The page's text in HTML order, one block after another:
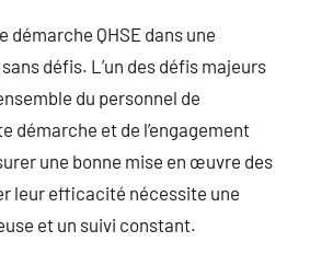
QHSE dans une
défis. L’un des défis majeurs
du personnel de
démarche et de l’engagement
une bonne mise en œuvre des
leur efficacité nécessite une
et un suivi constant.